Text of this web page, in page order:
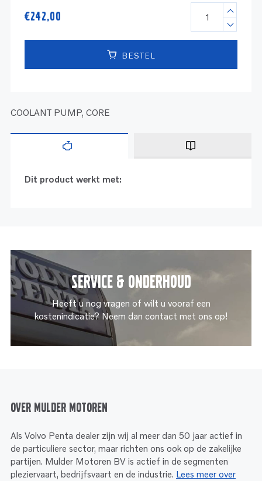
€242,00
BESTEL
COOLANT PUMP, CORE
Dit product werkt met:
Service & onderhoud
Heeft u nog vragen of wilt u vooraf een
kostenindicatie? Neem dan contact met ons op!
Over Mulder Motoren
Als Volvo Penta dealer zijn wij al meer dan 50 jaar actief in
de particuliere sector, maar richten ons ook op de zakelijke
partijen. Mulder Motoren BV is actief in de segmenten
pleziervaart, bedrijfsvaart en de industrie. Lees meer over